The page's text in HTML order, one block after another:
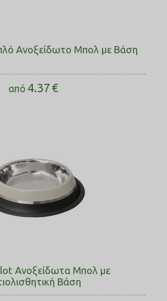
Ανοξείδωτο Μπολ με Βάση
από 4.37€
Ανοξείδωτα Μπολ με
Βάση